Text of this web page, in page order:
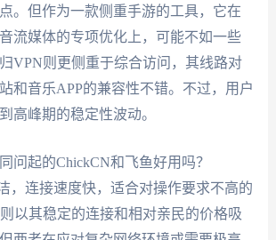
。但作为一款侧重手游的工具，它在
流媒体的专项优化上，可能不如一些
VPN则更侧重于综合访问，其线路对
和音乐APP的兼容性不错。不过，用户
高峰期的稳定性波动。
问起的ChickCN和飞鱼好用吗？
，连接速度快，适合对操作要求不高的
以其稳定的连接和相对亲民的价格吸